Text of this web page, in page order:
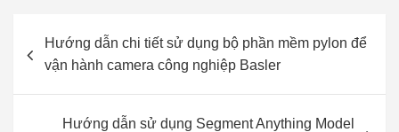
navigation
Hướng dẫn chi tiết sử dụng bộ phần mềm pylon để
vận hành camera công nghiệp Basler
Hướng dẫn sử dụng Segment Anything Model